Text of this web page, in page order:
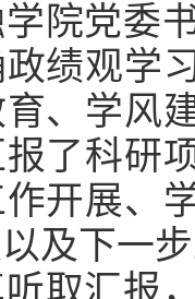
院党委
绩观学
、学风
了科研
开展、
及下一